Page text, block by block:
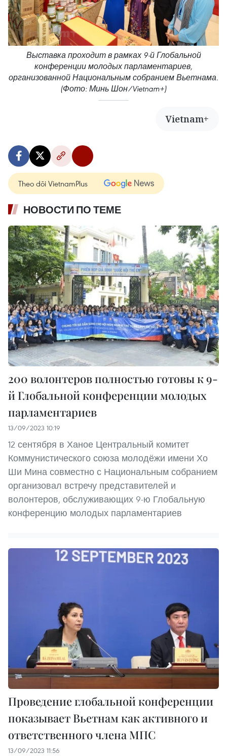
Выставка проходит в рамках 9-й Глобальной
конференции молодых парламентариев,
организованной Национальным собранием Вьетнама.
(Фото: Минь Шон/Vietnam+)
Vietnam+
Theo dõi VietnamPlus
НОВОСТИ ПО ТЕМЕ
200 волонтеров полностью готовы к 9-
й Глобальной конференции молодых
парламентариев
13/09/2023 10:19
12 сентября в Ханое Центральный комитет
Коммунистического союза молодёжи имени Хо
Ши Мина совместно с Национальным собранием
организовал встречу представителей и
волонтеров, обслуживающих 9-ю Глобальную
конференцию молодых парламентариев
Проведение глобальной конференции
показывает Вьетнам как активного и
ответственного члена МПС
13/09/2023 11:56